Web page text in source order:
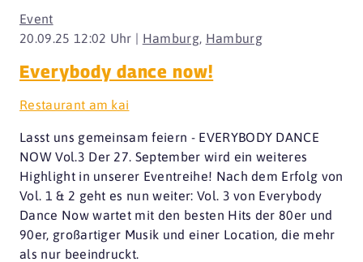
20.09.25 12:02 Uhr | Hamburg, Hamburg
Event
Everybody dance now!
Restaurant am kai
Lasst uns gemeinsam feiern - EVERYBODY DANCE
NOW Vol.3 Der 27. September wird ein weiteres
Highlight in unserer Eventreihe! Nach dem Erfolg von
Vol. 1 & 2 geht es nun weiter: Vol. 3 von Everybody
Dance Now wartet mit den besten Hits der 80er und
90er, großartiger Musik und einer Location, die mehr
als nur beeindruckt.